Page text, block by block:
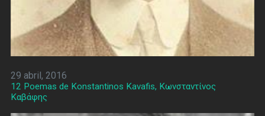
29 abril, 2016
12 Poemas de Konstantinos Kavafis, Κωνσταντίνος
Καβάφης